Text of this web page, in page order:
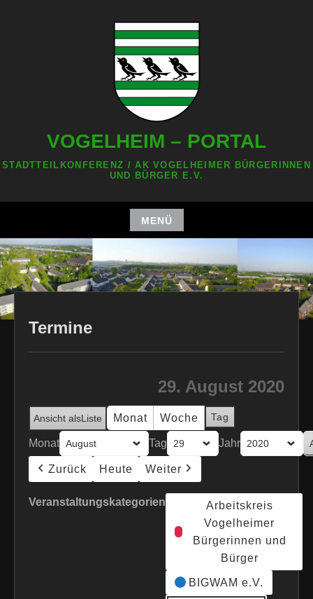
VOGELHEIM – PORTAL
STADTTEILKONFERENZ / AK VOGELHEIMER BÜRGERINNEN
UND BÜRGER E.V.
MENÜ
Zum
Inhalt
springen
Termine
29. August 2020
Ansicht alsListe Monat Woche Tag
Monat Tag Jahr
Zurück Heute Weiter
Veranstaltungskategorien
Arbeitskreis
Vogelheimer
Bürgerinnen und
Bürger
BIGWAM e.V.